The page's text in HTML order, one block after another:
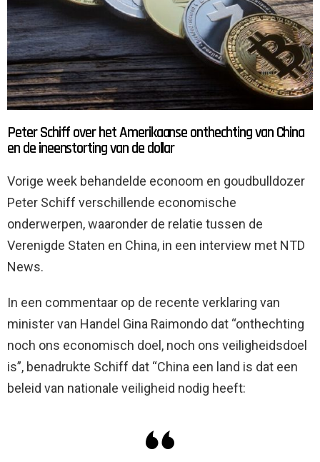
Peter Schiff over het Amerikaanse onthechting van China
en de ineenstorting van de dollar
Vorige week behandelde econoom en goudbulldozer
Peter Schiff verschillende economische
onderwerpen, waaronder de relatie tussen de
Verenigde Staten en China, in een interview met NTD
News.
In een commentaar op de recente verklaring van
minister van Handel Gina Raimondo dat “onthechting
noch ons economisch doel, noch ons veiligheidsdoel
is”, benadrukte Schiff dat “China een land is dat een
beleid van nationale veiligheid nodig heeft: